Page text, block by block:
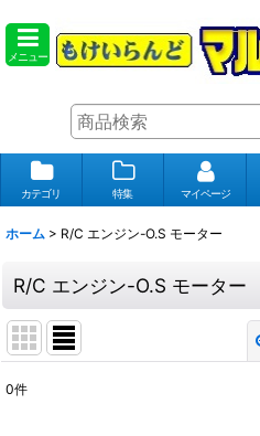
メニュー
カテゴリ 特集 マイページ
ホーム > R/C エンジン-O.S モーター
R/C エンジン-O.S モーター
0件